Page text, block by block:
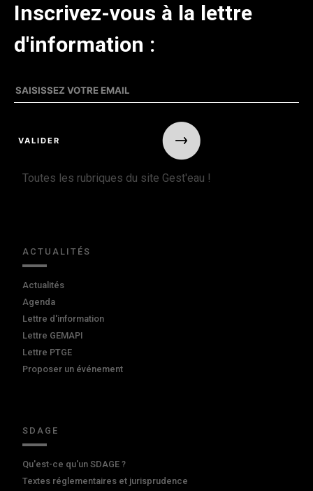
Inscrivez-vous à la lettre
d'information :
Toutes les rubriques du site Gest'eau !
ACTUALITÉS
Actualités
Agenda
Lettre d'information
Lettre GEMAPI
Lettre PTGE
Proposer un événement
SDAGE
Qu'est-ce qu'un SDAGE ?
Textes réglementaires et jurisprudence